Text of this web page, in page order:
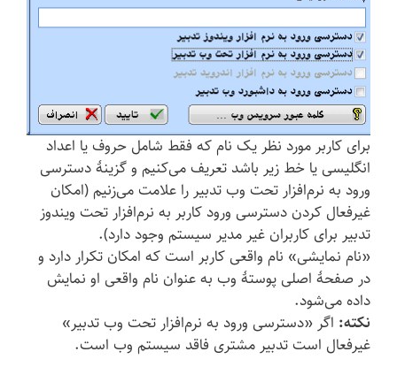
برای کاربر مورد نظر یک نام که فقط شامل حروف یا اعداد
انگلیسی یا خط زیر باشد تعریف می‌کنیم و گزینهٔ دسترسی
ورود به نرم‌افزار تحت وب تدبیر را علامت می‌زنیم (امکان
غیرفعال کردن دسترسی ورود کاربر به نرم‌افزار تحت ویندوز
تدبیر برای کاربران غیر مدیر سیستم وجود دارد).
«نام نمایشی» نام واقعی کاربر است که امکان تکرار دارد و
در صفحهٔ اصلی پوستهٔ وب به عنوان نام واقعی او نمایش
داده می‌شود.
نکته: اگر «دسترسی ورود به نرم‌افزار تحت وب تدبیر»
غیرفعال است تدبیر مشتری فاقد سیستم وب است.